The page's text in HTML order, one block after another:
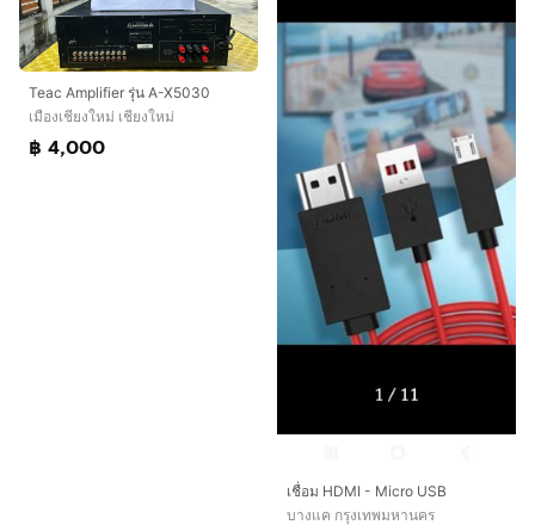
Teac Amplifier รุ่น A-X5030
เมืองเชียงใหม่ เชียงใหม่
฿ 4,000
เชื่อม HDMI - Micro USB
บางแค กรุงเทพมหานคร